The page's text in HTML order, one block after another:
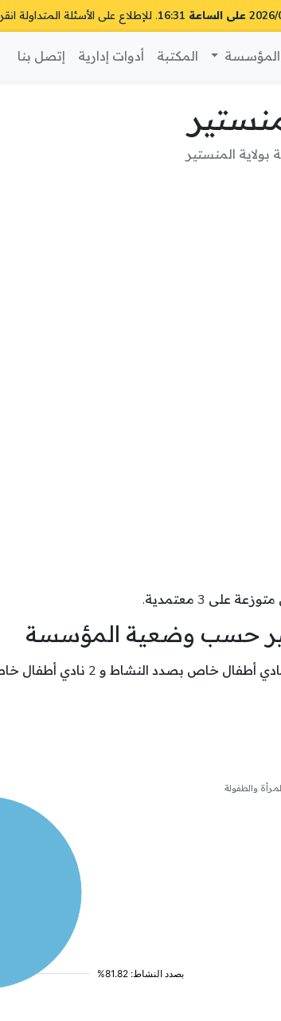
الساعة 16:31 . للإطلاع على الأسئلة المتداولة انقر
المكتبة أدوات إدارية إتصل بنا
المنستير
على 3 معتمدية.
حسب وضعية المؤسسة
والطفولة